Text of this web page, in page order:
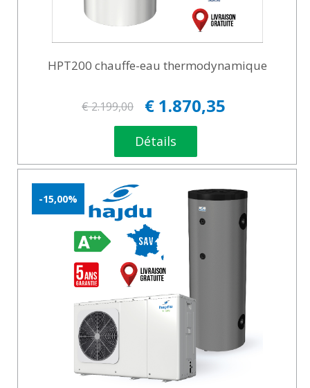
HPT200 chauffe-eau thermodynamique
€ 2.199,00 € 1.870,35
Détails
-15,00%